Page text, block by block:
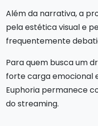
Além da narrativa, a
pela estética visual e
frequentemente
Para quem busca um
forte carga emocional
Euphoria permanece
do streaming.